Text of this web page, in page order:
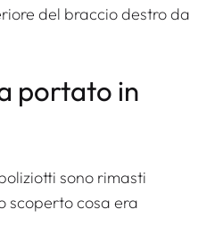
del braccio destro da
portato in
sono rimasti
scoperto cosa era